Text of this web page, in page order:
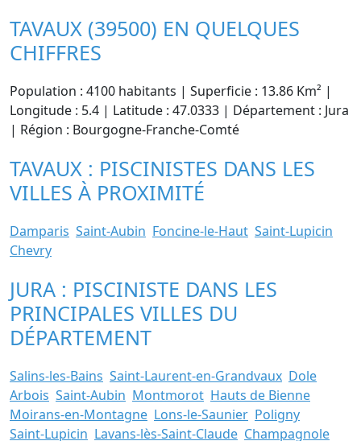
TAVAUX (39500) EN QUELQUES
CHIFFRES
Population : 4100 habitants | Superficie : 13.86 Km² |
Longitude : 5.4 | Latitude : 47.0333 | Département : Jura
| Région : Bourgogne-Franche-Comté
TAVAUX : PISCINISTES DANS LES
VILLES À PROXIMITÉ
Damparis Saint-Aubin Foncine-le-Haut Saint-Lupicin
Chevry
JURA : PISCINISTE DANS LES
PRINCIPALES VILLES DU
DÉPARTEMENT
Salins-les-Bains Saint-Laurent-en-Grandvaux Dole
Arbois Saint-Aubin Montmorot Hauts de Bienne
Moirans-en-Montagne Lons-le-Saunier Poligny
Saint-Lupicin Lavans-lès-Saint-Claude Champagnole